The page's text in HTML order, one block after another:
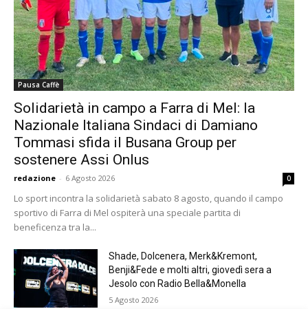
Pausa Caffè
Solidarietà in campo a Farra di Mel: la
Nazionale Italiana Sindaci di Damiano
Tommasi sfida il Busana Group per
sostenere Assi Onlus
redazione - 6 Agosto 2026 0
Lo sport incontra la solidarietà sabato 8 agosto, quando il campo
sportivo di Farra di Mel ospiterà una speciale partita di
beneficenza tra la...
Shade, Dolcenera, Merk&Kremont,
Benji&Fede e molti altri, giovedì sera a
Jesolo con Radio Bella&Monella
5 Agosto 2026